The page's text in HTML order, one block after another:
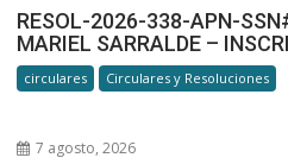
RESOL-2026-338-APN-
MARIEL SARRALDE –
circulares Circulares y Resoluciones
7 agosto, 2026